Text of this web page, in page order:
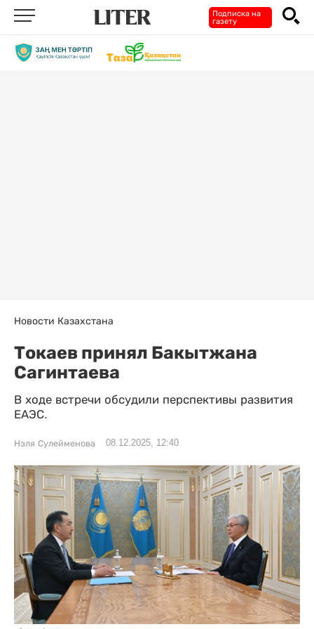
Подписка на
газету
Новости Казахстана
Токаев принял Бакытжана
Сагинтаева
В ходе встречи обсудили перспективы развития
ЕАЭС.
Нэля Сулейменова 08.12.2025, 12:40